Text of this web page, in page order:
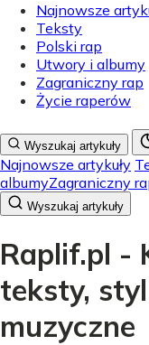
Najnowsze
Teksty
Polski rap
Utwory i albumy
Zagraniczny rap
Życie raperów
Wyszukaj artykuły
Najnowsze artykuły
albumyZagraniczny
Wyszukaj artykuły
Raplif.pl -
teksty,
muzyczne